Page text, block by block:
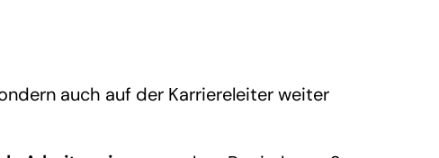
auch auf der Karriereleiter weiter